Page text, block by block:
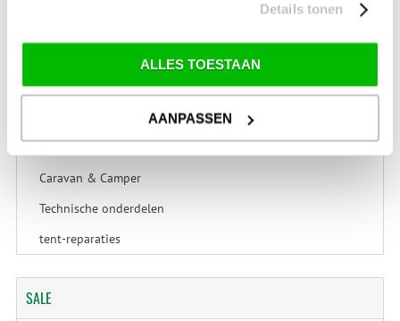
Details tonen
ALLES TOESTAAN
AANPASSEN
Voortenten en luifels
Tenten en Accessoires
Kampeermeubelen en accessoires
Kampeerartikelen
Caravan & Camper
Technische onderdelen
tent-reparaties
SALE